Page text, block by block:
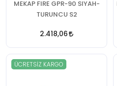
MEKAP FIRE GPR-90 SIYAH-
TURUNCU S2
2.418,06
ÜCRETSIZ KARGO